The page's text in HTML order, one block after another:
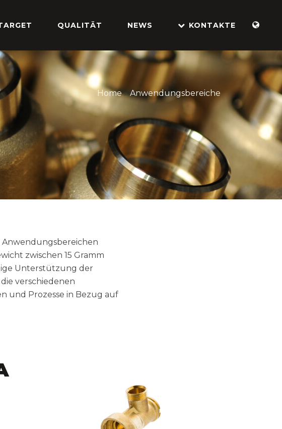
QUALITÄT NEWS KONTAKTE
Home»Anwendungsbereiche
Anwendungsbereichen
zwischen 15 Gramm
Unterstützung der
verschiedenen
und Prozesse in Bezug auf